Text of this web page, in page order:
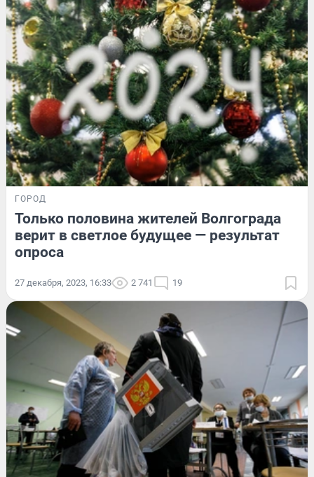
ГОРОД
Только половина жителей Волгограда
верит в светлое будущее — результат
опроса
27 декабря, 2023, 16:33 2 741 19